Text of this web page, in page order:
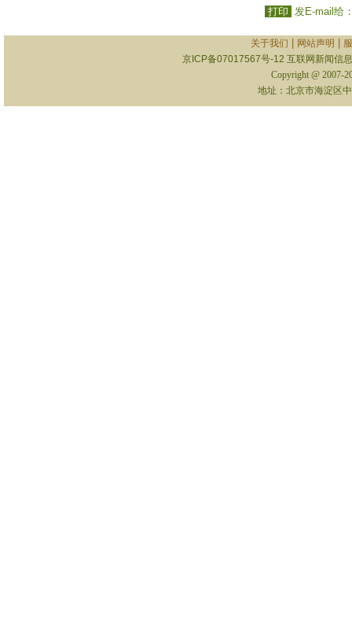
打印 发E-mail给
关于我们 网站声明
京ICP备07017567号-12 互联网新闻信
Copyright @ 2007-
地址：北京市海淀区